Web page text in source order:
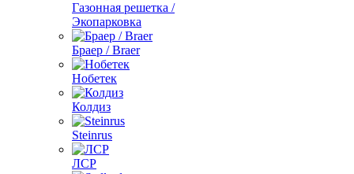
Газонная решетка /
Экопарковка
Браер / Braer
Нобетек
Колдиз
Steinrus
ЛСР